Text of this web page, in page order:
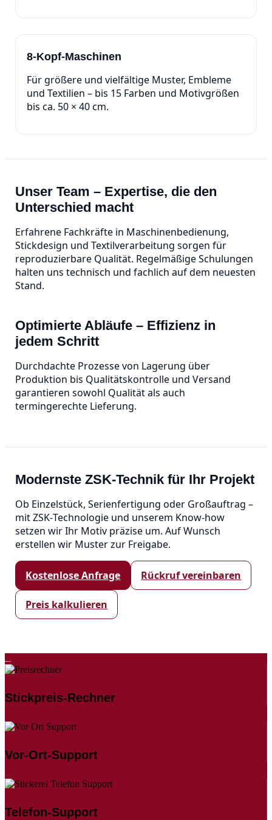
8‑Kopf‑Maschinen
Für größere und vielfältige Muster, Embleme
und Textilien – bis 15 Farben und Motivgrößen
bis ca. 50 × 40 cm.
Unser Team – Expertise, die den
Unterschied macht
Erfahrene Fachkräfte in Maschinenbedienung,
Stickdesign und Textilverarbeitung sorgen für
reproduzierbare Qualität. Regelmäßige Schulungen
halten uns technisch und fachlich auf dem neuesten
Stand.
Optimierte Abläufe – Effizienz in
jedem Schritt
Durchdachte Prozesse von Lagerung über
Produktion bis Qualitätskontrolle und Versand
garantieren sowohl Qualität als auch
termingerechte Lieferung.
Modernste ZSK‑Technik für Ihr Projekt
Ob Einzelstück, Serienfertigung oder Großauftrag –
mit ZSK‑Technologie und unserem Know‑how
setzen wir Ihr Motiv präzise um. Auf Wunsch
erstellen wir Muster zur Freigabe.
Kostenlose Anfrage Rückruf vereinbaren
Preis kalkulieren
Stickpreis-Rechner
Vor-Ort-Support
Telefon-Support